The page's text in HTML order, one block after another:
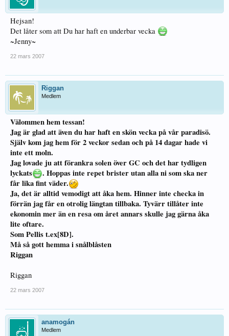
Hejsan!
Det låter som att Du har haft en underbar vecka
~Jenny~
22 mars 2007
Riggan
Medlem
Välommen hem tessan!
Jag är glad att även du har haft en skön vecka på vår paradisö.
Själv kom jag hem för 2 veckor sedan och på 14 dagar hade vi
inte ett moln.
Jag lovade ju att förankra solen över GC och det har tydligen
lyckats
. Hoppas inte repet brister utan alla ni som ska ner
får lika fint väder.
Ja, det är alltid vemodigt att åka hem. Hinner inte checka in
förrän jag får en otrolig längtan tillbaka. Tyvärr tillåter inte
ekonomin mer än en resa om året annars skulle jag gärna åka
lite oftare.
Som Pellis t.ex[8D].
Må så gott hemma i snålblåsten
Riggan
Riggan
22 mars 2007
anamogán
Medlem